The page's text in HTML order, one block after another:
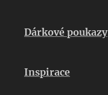
Dárkové poukazy
Inspirace